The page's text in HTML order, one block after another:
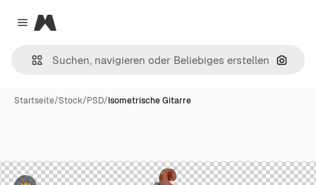
Close menu
Magnific
Nach
Startseite/Stock/PSD/Isometrische Gitarre